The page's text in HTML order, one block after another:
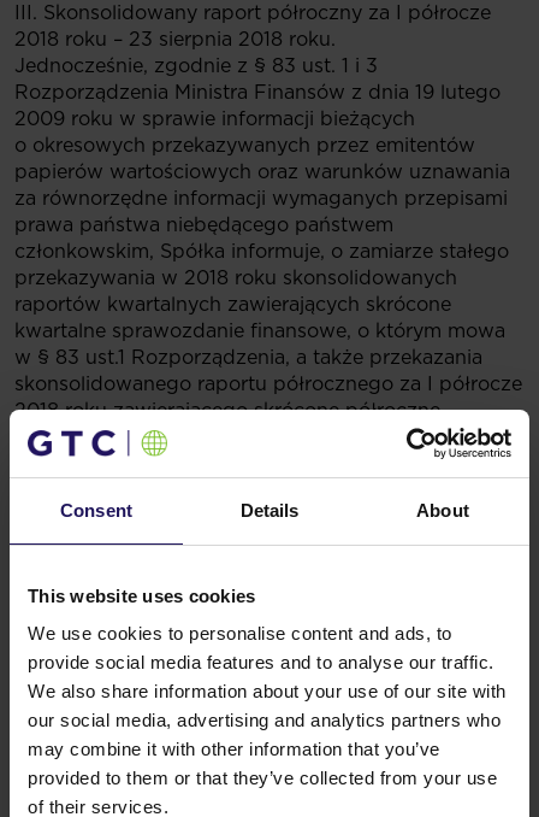
Consent Details About
This website uses cookies
We use cookies to personalise content and ads, to
provide social media features and to analyse our traffic.
We also share information about your use of our site with
our social media, advertising and analytics partners who
may combine it with other information that you’ve
provided to them or that they’ve collected from your use
of their services.
III. Skonsolidowany raport półroczny za I półrocze
2018 roku – 23 sierpnia 2018 roku.
Jednocześnie, zgodnie z § 83 ust. 1 i 3
Rozporządzenia Ministra Finansów z dnia 19 lutego
2009 roku w sprawie informacji bieżących
o okresowych przekazywanych przez emitentów
papierów wartościowych oraz warunków uznawania
za równorzędne informacji wymaganych przepisami
prawa państwa niebędącego państwem
członkowskim, Spółka informuje, o zamiarze stałego
przekazywania w 2018 roku skonsolidowanych
raportów kwartalnych zawierających skrócone
kwartalne sprawozdanie finansowe, o którym mowa
w § 83 ust.1 Rozporządzenia, a także przekazania
skonsolidowanego raportu półrocznego za I półrocze
2018 roku zawierającego skrócone półroczne
sprawozdanie finansowe, o którym mowa w § 83 ust.
3 Rozporządzenia.
Podstawa prawna:
Paragraf 103 Rozporządzenia
Ministra Finansów z dnia 19 lutego 2009 roku
przekazywanych przez emitentów papierów
wartościowych oraz warunków uznawania za
równorzędne informacji wymaganych przepisami
prawa państwa niebędącego państwem
członkowskim.
Powiązane artykuły
09.07.2026
Zobacz więcej
Sprzedaż Avenue Mall